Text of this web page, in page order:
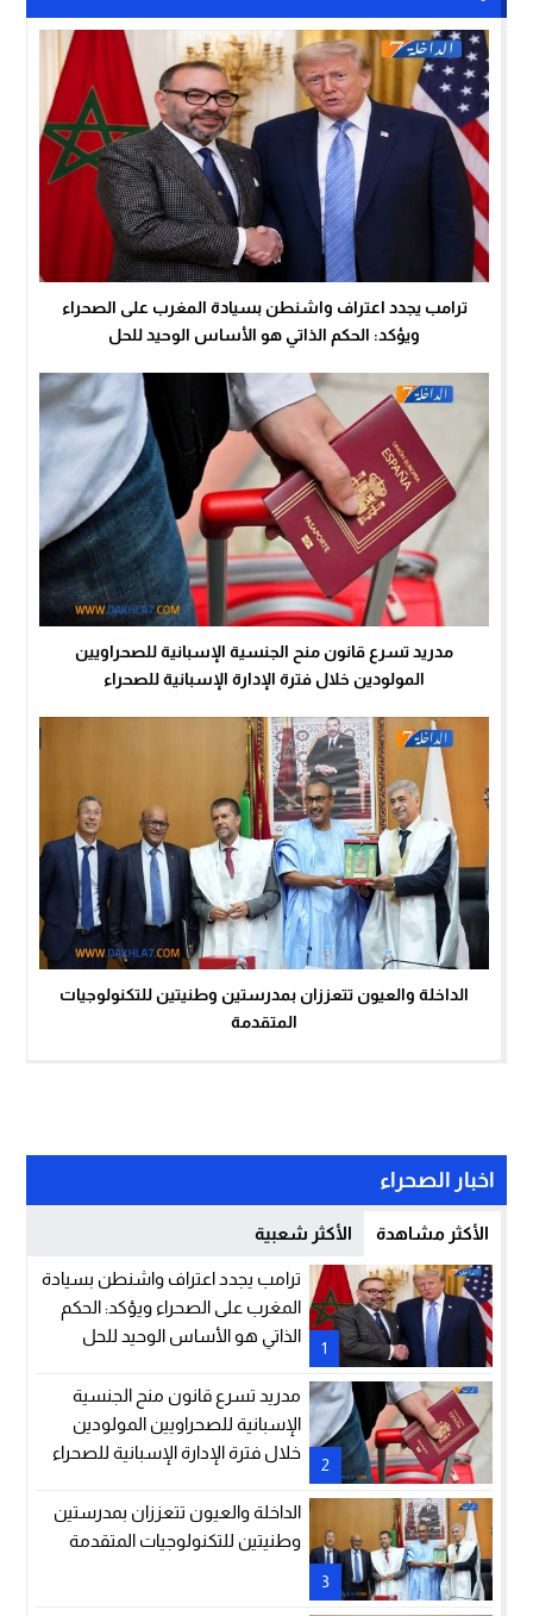
ترامب يجدد اعتراف واشنطن بسيادة المغرب على الصحراء
ويؤكد: الحكم الذاتي هو الأساس الوحيد للحل
مدريد تسرع قانون منح الجنسية الإسبانية للصحراويين
المولودين خلال فترة الإدارة الإسبانية للصحراء
الداخلة والعيون تتعززان بمدرستين وطنيتين للتكنولوجيات
المتقدمة
اخبار الصحراء
الأكثر مشاهدة الأكثر شعبية
1
ترامب يجدد اعتراف واشنطن بسيادة
المغرب على الصحراء ويؤكد: الحكم
الذاتي هو الأساس الوحيد للحل
2
مدريد تسرع قانون منح الجنسية
الإسبانية للصحراويين المولودين
خلال فترة الإدارة الإسبانية للصحراء
3
الداخلة والعيون تتعززان بمدرستين
وطنيتين للتكنولوجيات المتقدمة